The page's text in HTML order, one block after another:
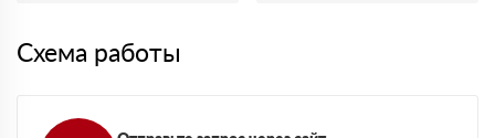
Схема работы